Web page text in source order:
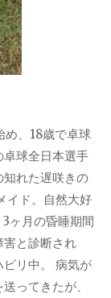
め、18歳で卓球
卓球全日本選手
れた遅咲きの
イド。自然大好
ヶ月の昏睡期間
害と診断され
リ中。 病気が
ってきたが、